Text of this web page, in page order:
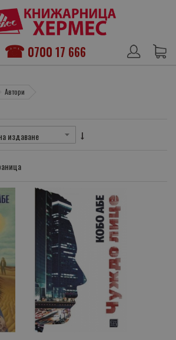
0700 17 666
Автори